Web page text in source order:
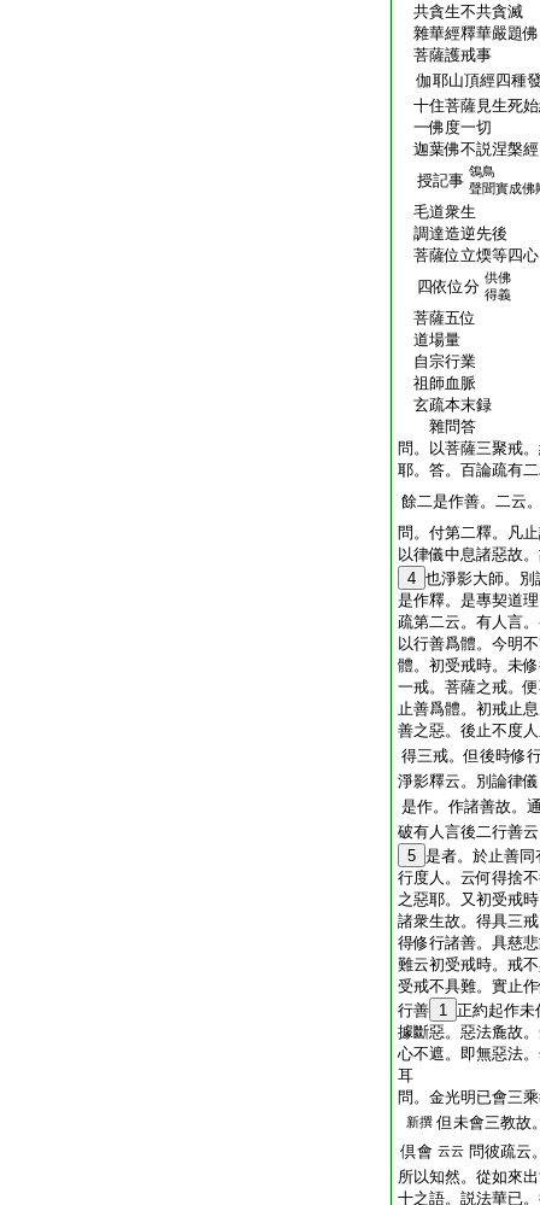
共貪生不共貪滅
雜華經釋華嚴題佛
菩薩護戒事
伽耶山頂經四種
十住菩薩見生死
一佛度一切
迦葉佛不説涅槃經
授記事 鴒鳥
聲聞實成佛
毛道衆生
調達造逆先後
菩薩位立煗等四心
四依位分 供佛
得義
菩薩五位
道場量
自宗行業
祖師血脈
玄疏本末録
雜問答
問。以菩薩三聚戒
耶。答。百論疏有
餘二是作善。二云
問。付第二釋。凡
以律儀中息諸惡故
4 也淨影大師。
是作釋。是專契道
疏第二云。有人言
以行善爲體。今明
體。初受戒時。未
一戒。菩薩之戒。
止善爲體。初戒止
善之惡。後止不度
得三戒。但後時修
淨影釋云。別論律
是作。作諸善故。
破有人言後二行善
5 是者。於止善
行度人。云何得捨
之惡耶。又初受戒
諸衆生故。得具三
得修行諸善。具慈
難云初受戒時。戒
受戒不具難。實止
行善 1 正約起作未
據斷惡。惡法麁故
心不遮。即無惡法
耳
問。金光明已會三
新撰 但未會三教故
倶會 云云 問彼疏云
所以知然。從如來
十之語。説法華已